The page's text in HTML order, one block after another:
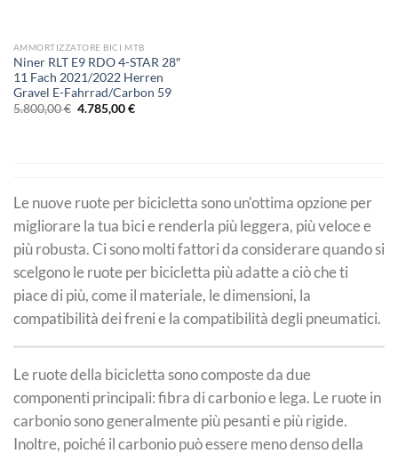
AMMORTIZZATORE BICI MTB
Niner RLT E9 RDO 4-STAR 28″
11 Fach 2021/2022 Herren
Gravel E-Fahrrad/Carbon 59
5.800,00€ Il
prezzo
4.785,00€Il
Le nuove ruote per bicicletta sono un'ottima opzione per
migliorare la tua bici e renderla più leggera, più veloce e
più robusta. Ci sono molti fattori da considerare quando si
scelgono le ruote per bicicletta più adatte a ciò che ti
piace di più, come il materiale, le dimensioni, la
compatibilità dei freni e la compatibilità degli pneumatici.
Le ruote della bicicletta sono composte da due
componenti principali: fibra di carbonio e lega. Le ruote in
carbonio sono generalmente più pesanti e più rigide.
Inoltre, poiché il carbonio può essere meno denso della